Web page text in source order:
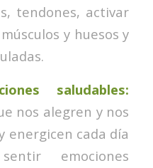
tendones, activar
y huesos y
saludables:
nos alegren y nos
energicen cada día
emociones